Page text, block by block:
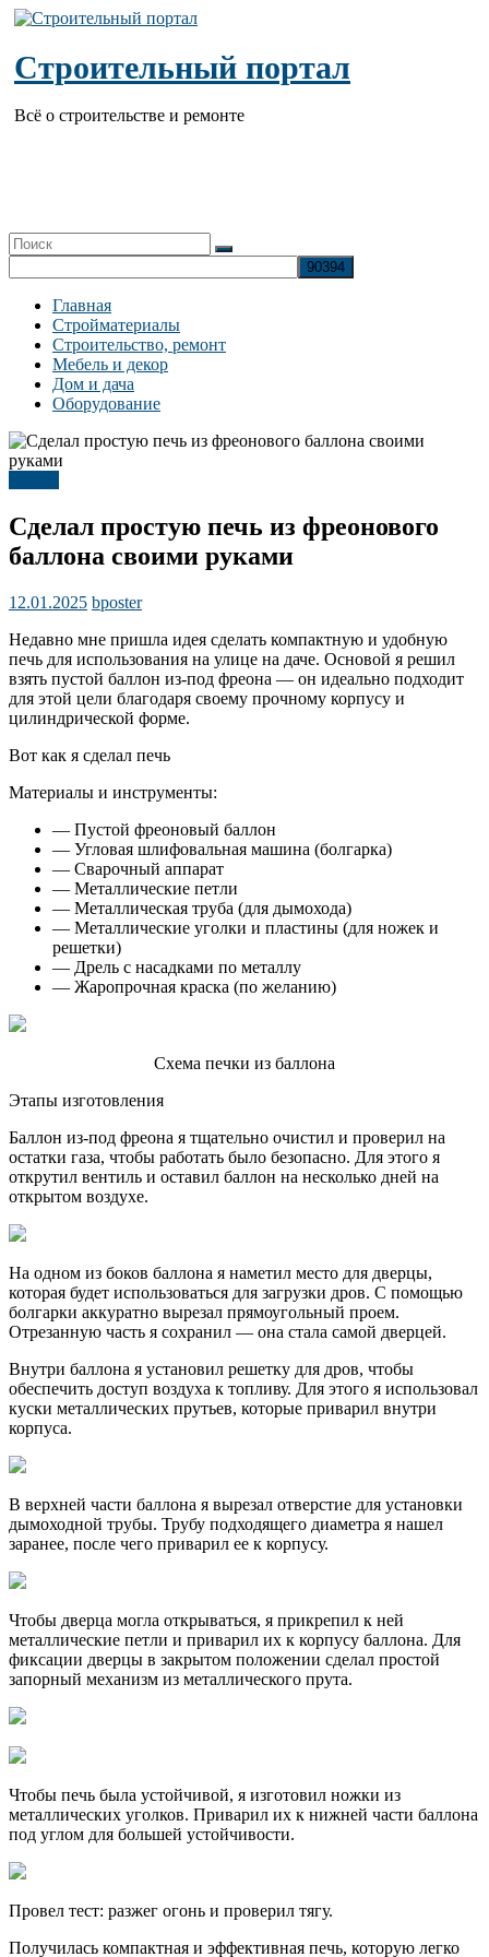
Перейти
содержимому
Строительный портал
Всё о строительстве и ремонте
Главная
Стройматериалы
Строительство, ремонт
Мебель и декор
Дом и дача
Оборудование
Сделал простую печь из фреонового
баллона своими руками
12.01.2025 bposter
Недавно мне пришла идея сделать компактную и удобную
печь для использования на улице на даче. Основой я решил
взять пустой баллон из-под фреона — он идеально подходит
для этой цели благодаря своему прочному корпусу и
цилиндрической форме.
Вот как я сделал печь
Материалы и инструменты:
— Пустой фреоновый баллон
— Угловая шлифовальная машина (болгарка)
— Сварочный аппарат
— Металлические петли
— Металлическая труба (для дымохода)
— Металлические уголки и пластины (для ножек и
решетки)
— Дрель с насадками по металлу
— Жаропрочная краска (по желанию)
Схема печки из баллона
Этапы изготовления
Баллон из-под фреона я тщательно очистил и проверил на
остатки газа, чтобы работать было безопасно. Для этого я
открутил вентиль и оставил баллон на несколько дней на
открытом воздухе.
На одном из боков баллона я наметил место для дверцы,
которая будет использоваться для загрузки дров. С помощью
болгарки аккуратно вырезал прямоугольный проем.
Отрезанную часть я сохранил — она стала самой дверцей.
Внутри баллона я установил решетку для дров, чтобы
обеспечить доступ воздуха к топливу. Для этого я использовал
куски металлических прутьев, которые приварил внутри
корпуса.
В верхней части баллона я вырезал отверстие для установки
дымоходной трубы. Трубу подходящего диаметра я нашел
заранее, после чего приварил ее к корпусу.
Чтобы дверца могла открываться, я прикрепил к ней
металлические петли и приварил их к корпусу баллона. Для
фиксации дверцы в закрытом положении сделал простой
запорный механизм из металлического прута.
Чтобы печь была устойчивой, я изготовил ножки из
металлических уголков. Приварил их к нижней части баллона
под углом для большей устойчивости.
Провел тест: разжег огонь и проверил тягу.
Получилась компактная и эффективная печь, которую легко